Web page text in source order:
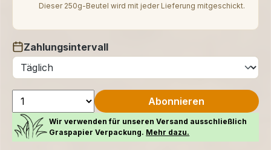
Dieser 250g-Beutel wird mit jeder Lieferung mitgeschickt.
Zahlungsintervall
auswählen
Abonnieren
Wir verwenden für unseren Versand ausschließlich
Graspapier Verpackung. Mehr dazu.